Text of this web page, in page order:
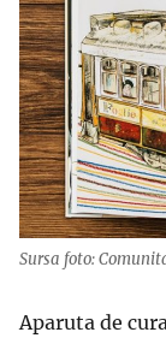
Sursa foto:
Aparuta de